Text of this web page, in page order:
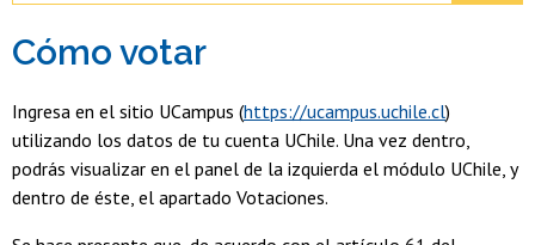
Funcionarias/os
Egresadas/os
Cómo votar
Ingresa en el sitio UCampus (https://ucampus.uchile.cl)
utilizando los datos de tu cuenta UChile. Una vez dentro,
podrás visualizar en el panel de la izquierda el módulo UChile, y
dentro de éste, el apartado Votaciones.